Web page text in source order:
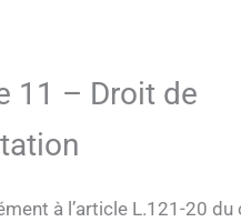
11 – Droit de
à l’article L.121-20 du